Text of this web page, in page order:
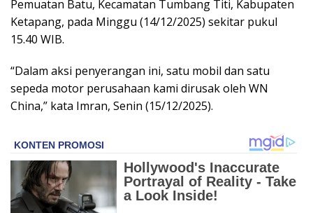
Pemuatan Batu, Kecamatan Tumbang Titi, Kabupaten
Ketapang, pada Minggu (14/12/2025) sekitar pukul
15.40 WIB.
“Dalam aksi penyerangan ini, satu mobil dan satu
sepeda motor perusahaan kami dirusak oleh WN
China,” kata Imran, Senin (15/12/2025).